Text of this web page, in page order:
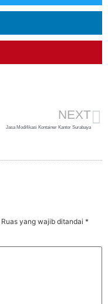
NEXT
Jasa Modifikasi Kontainer Kantor Surabaya
Ruas yang wajib ditandai *